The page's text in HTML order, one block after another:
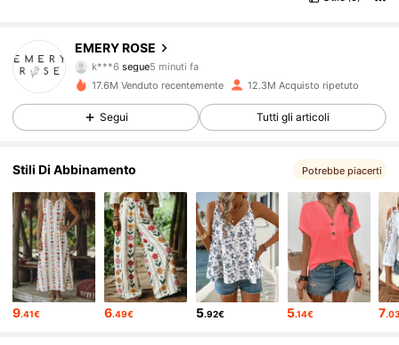
EMERY ROSE
k***6 segue5 minuti fa
4.80 1.8M Follower
4.80 1.8M Follower
17.6M Venduto recentemente 12.3M Acquisto ripetuto
Segui Tutti gli articoli
Stili Di Abbinamento Potrebbe piacerti
9.41€ 6.49€ 5.92€ 5.14€ 7